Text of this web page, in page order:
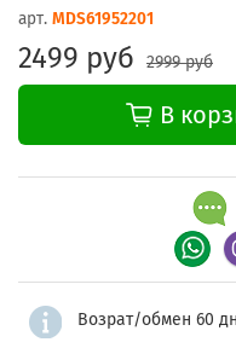
арт. MDS61952201
2499 руб 2999 руб
В
Возрат/обмен 60